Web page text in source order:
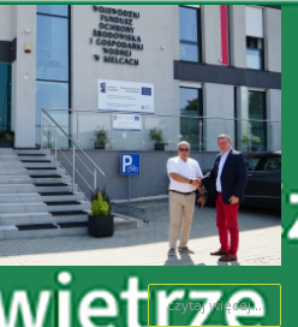
czytaj więcej...